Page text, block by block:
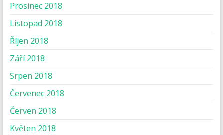
Prosinec 2018
Listopad 2018
Říjen 2018
Září 2018
Srpen 2018
Červenec 2018
Červen 2018
Květen 2018